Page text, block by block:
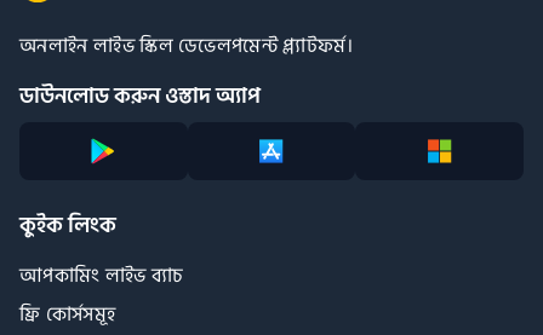
অনলাইন লাইভ স্কিল ডেভেলপমেন্ট প্ল্যাটফর্ম।
ডাউনলোড করুন ওস্তাদ অ্যাপ
কুইক লিংক
আপকামিং লাইভ ব্যাচ
ফ্রি কোর্সসমূহ